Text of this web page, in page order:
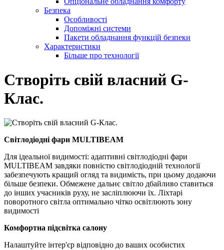
Безпека
Особливості
Допоміжні системи
Пакети обладнання функцій безпеки
Характеристики
Більше про технології
Створіть свій власний G-
Клас.
Світлодіодні фари MULTIBEAM
Для ідеальної видимості: адаптивні світлодіодні фари
MULTIBEAM завдяки повністю світлодіодній технології
забезпечують кращий огляд та видимість, при цьому додаючи
більше безпеки. Обмежене дальнє світло дбайливо ставиться
до інших учасників руху, не засліплюючи їх. Ліхтарі
поворотного світла оптимально чітко освітлюють зону
видимості
Комфортна підсвітка салону
Налаштуйте інтер'єр відповідно до ваших особистих